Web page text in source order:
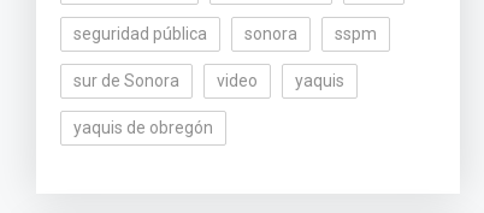
seguridad pública sonora sspm
sur de Sonora video yaquis
yaquis de obregón